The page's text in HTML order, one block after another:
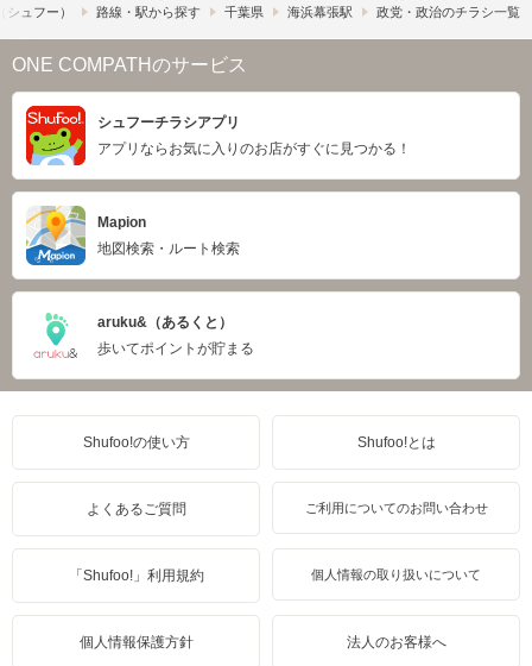
ュフー） 路線・駅から探す 千葉県 海浜幕張駅 政党・政治のチラシ一覧
ONE COMPATHのサービス
シュフーチラシアプリ
アプリならお気に入りのお店がすぐに見つかる！
Mapion
地図検索・ルート検索
aruku&（あるくと）
歩いてポイントが貯まる
Shufoo!の使い方 Shufoo!とは
よくあるご質問 ご利用についてのお問い合わせ
「Shufoo!」利用規約 個人情報の取り扱いについて
個人情報保護方針 法人のお客様へ